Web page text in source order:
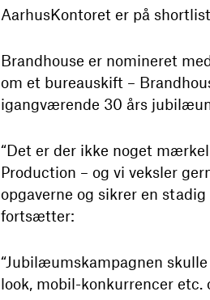
AarhusKontoret er på
Brandhouse er nomineret
om et bureauskift –
igangværende 30 års
“Det er der ikke noget
Production – og vi veksler
opgaverne og sikrer en
fortsætter:
“Jubilæumskampagnen
look, mobil-konkurrencer